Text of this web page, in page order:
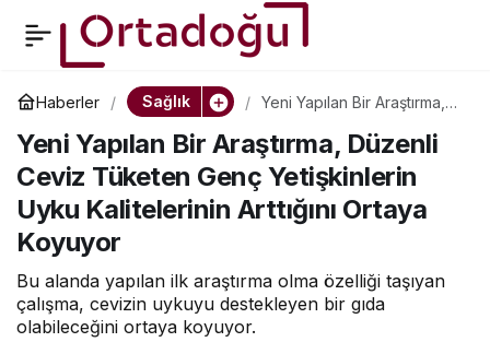
Haberler Sağlık
Yeni Yapılan Bir Araştırma,
Genç Yetişkinlerin Uyku
Kalitelerinin Arttığını Ortaya
Koyuyor
Yeni Yapılan Bir Araştırma, Düzenli
Ceviz Tüketen Genç Yetişkinlerin
Uyku Kalitelerinin Arttığını Ortaya
Koyuyor
Bu alanda yapılan ilk araştırma olma özelliği taşıyan
çalışma, cevizin uykuyu destekleyen bir gıda
olabileceğini ortaya koyuyor.
Yeni Yapılan Bir
Araştırma, Düzenli
Ceviz Tüketen Genç
Yetişkinlerin Uyku
Kalitelerinin Arttığını
Ortaya Koyuyor